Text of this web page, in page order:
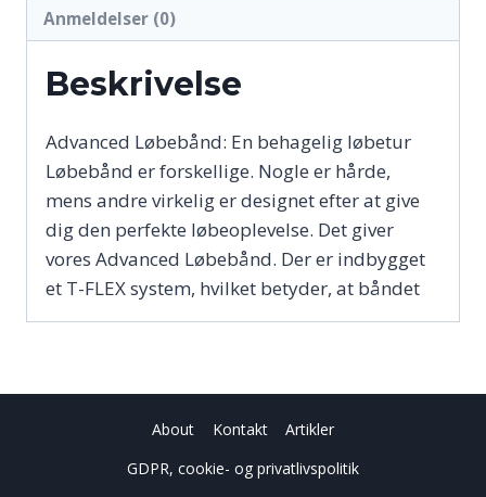
Anmeldelser (0)
Beskrivelse
Advanced Løbebånd: En behagelig løbetur
Løbebånd er forskellige. Nogle er hårde,
mens andre virkelig er designet efter at give
dig den perfekte løbeoplevelse. Det giver
vores Advanced Løbebånd. Der er indbygget
et T-FLEX system, hvilket betyder, at båndet
About Kontakt
Artikler
GDPR, cookie- og privatlivspolitik